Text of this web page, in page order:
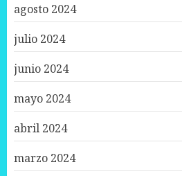
agosto 2024
julio 2024
junio 2024
mayo 2024
abril 2024
marzo 2024